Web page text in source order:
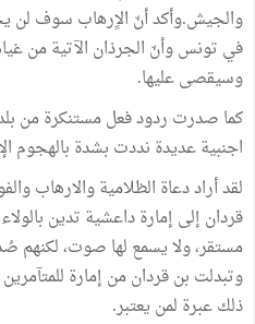
والجيش.وأكد أنّ الاٍرهاب سوف لن
في تونس وأنّ الجرذان الآتية من
وسيقصى عليها.
كما صدرت ردود فعل مستنكرة من
اجنبية عديدة نددت بشدة بالهجوم
لقد أراد دعاة الظلامية والارهاب
قردان إلى إمارة داعشية تدين
مستقر، ولا يسمع لها صوت، لكنهم
وتبدلت بن قردان من إمارة
ذلك عبرة لمن يعتبر.